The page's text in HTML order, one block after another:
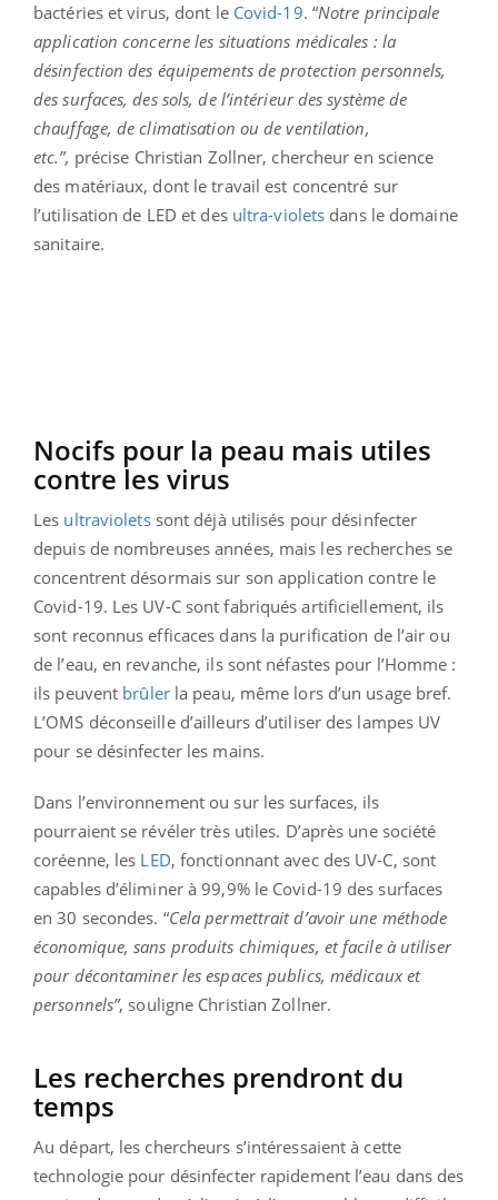
bactéries et virus, dont le Covid-19. “Notre principale
application concerne les situations médicales : la
désinfection des équipements de protection personnels,
des surfaces, des sols, de l’intérieur des système de
chauffage, de climatisation ou de ventilation,
etc.”, précise Christian Zollner, chercheur en science
des matériaux, dont le travail est concentré sur
l’utilisation de LED et des ultra-violets dans le domaine
sanitaire.
Nocifs pour la peau mais utiles
contre les virus
Les ultravioletssont déjà utilisés pour désinfecter
depuis de nombreuses années, mais les recherches se
concentrent désormais sur son application contre le
Covid-19. Les UV-C sont fabriqués artificiellement, ils
sont reconnus efficaces dans la purification de l’air ou
de l’eau, en revanche, ils sont néfastes pour l’Homme :
ils peuvent brûlerla peau, même lors d’un usage bref.
L’OMS déconseille d’ailleurs d’utiliser des lampes UV
pour se désinfecter les mains.
Dans l’environnement ou sur les surfaces, ils
pourraient se révéler très utiles. D’après une société
coréenne, les LED, fonctionnant avec des UV-C, sont
capables d’éliminer à 99,9% le Covid-19 des surfaces
en 30 secondes. “Cela permettrait d’avoir une méthode
économique, sans produits chimiques, et facile à utiliser
pour décontaminer les espaces publics, médicaux et
personnels”, souligne Christian Zollner.
Les recherches prendront du
temps
Au départ, les chercheurs s’intéressaient à cette
technologie pour désinfecter rapidement l’eau dans des